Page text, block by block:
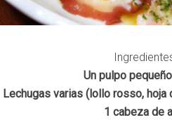
Un pulpo
Lechugas varias (lollo rosso,
1 cabeza de